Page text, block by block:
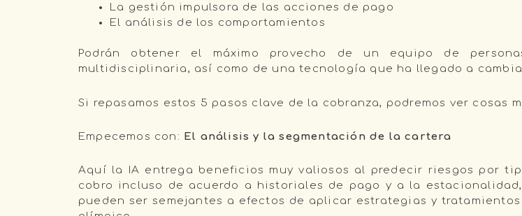
La gestión impulsora de las acciones de pago
El análisis de los comportamientos
Podrán obtener el máximo provecho de un equipo de
multidisciplinaria, así como de una tecnología que ha llegado a
Si repasamos estos 5 pasos clave de la cobranza, podremos ver cosas
Empecemos con: El análisis y la segmentación de la cartera
Aquí la IA entrega beneficios muy valiosos al predecir riesgos por
cobro incluso de acuerdo a historiales de pago y a la
pueden ser semejantes a efectos de aplicar estrategias y